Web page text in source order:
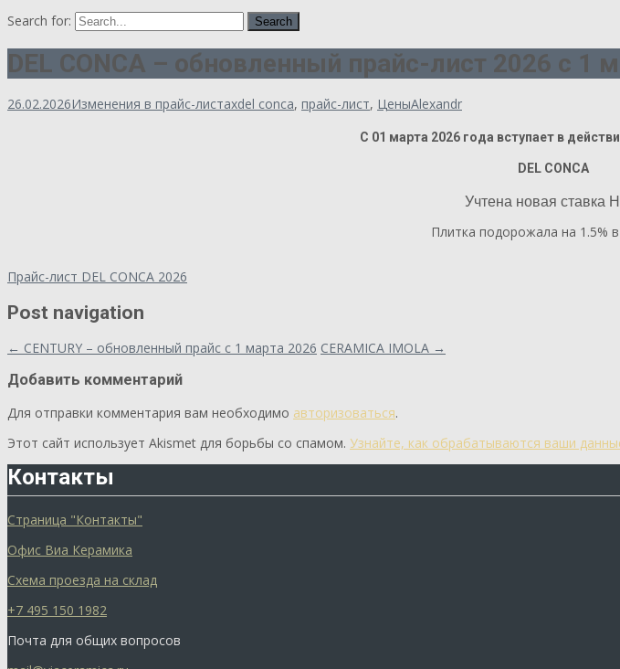
Search for:
DEL CONCA – обновленный прайс-лист 2026 с 1
26.02.2026Изменения в прайс-листахdel conca, прайс-лист, ЦеныAlexandr
С 01 марта 2026 года вступает в
DEL CONCA
Учтена новая ставка
Плитка подорожала на 1.5%
Прайс-лист DEL CONCA 2026
Post navigation
← CENTURY – обновленный прайс с 1 марта 2026 CERAMICA IMOLA →
Добавить комментарий
Для отправки комментария вам необходимо авторизоваться.
Этот сайт использует Akismet для борьбы со спамом. Узнайте, как обрабатываются ваши
Контакты
Страница "Контакты"
Офис Виа Керамика
Схема проезда на склад
+7 495 150 1982
Почта для общих вопросов